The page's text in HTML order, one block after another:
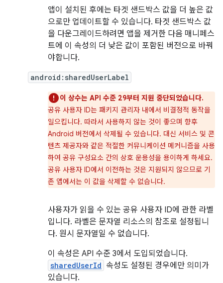
앱이 설치된 후에는 타겟 샌드박스 값을 더 높은 값
으로만 업데이트할 수 있습니다. 타겟 샌드박스 값
을 다운그레이드하려면 앱을 제거한 다음 매니페스
트에 이 속성의 더 낮은 값이 포함된 버전으로 바꿔
야합니다.
android:sharedUserLabel
이 상수는 API 수준 29부터 지원 중단되었습니다.
공유 사용자 ID는 패키지 관리자 내에서 비결정적 동작을
일으킵니다. 따라서 사용하지 않는 것이 좋으며 향후
Android 버전에서 삭제될 수 있습니다. 대신 서비스 및 콘
텐츠 제공자와 같은 적절한 커뮤니케이션 메커니즘을 사용
하여 공유 구성요소 간의 상호 운용성을 용이하게 하세요.
공유 사용자 ID에서 이전하는 것은 지원되지 않으므로 기
존 앱에서는 이 값을 삭제할 수 없습니다.
사용자가 읽을 수 있는 공유 사용자 ID에 관한 라벨
입니다. 라벨은 문자열 리소스의 참조로 설정됩니
다. 원시 문자열일 수 없습니다.
이 속성은 API 수준 3에서 도입되었습니다.
sharedUserId 속성도 설정된 경우에만 의미가
있습니다.